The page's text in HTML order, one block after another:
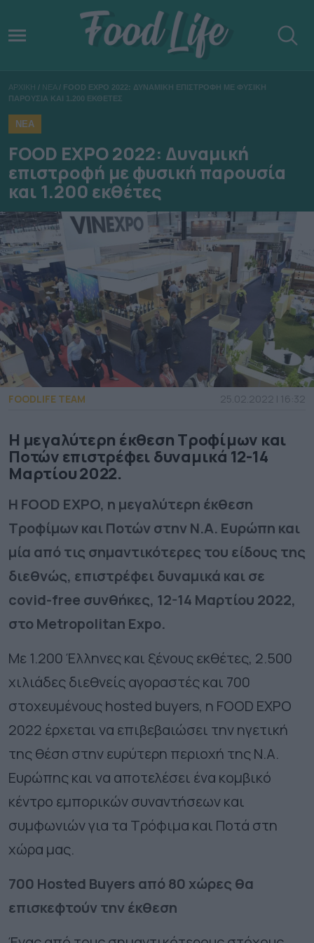
ΑΡΧΙΚΗ / ΝΕΑ / FOOD EXPO 2022: ΔΥΝΑΜΙΚΗ ΕΠΙΣΤΡΟΦΗ ΜΕ ΦΥΣΙΚΗ
ΠΑΡΟΥΣΙΑ ΚΑΙ 1.200 ΕΚΘΕΤΕΣ
ΝΕΑ
FOOD EXPO 2022: Δυναμική
επιστροφή με φυσική παρουσία
και 1.200 εκθέτες
FOODLIFE TEAM 25.02.2022 | 16:32
H μεγαλύτερη έκθεση Τροφίμων και
Ποτών επιστρέφει δυναμικά 12-14
Μαρτίου 2022.
Η FOOD EXPO, η μεγαλύτερη έκθεση
Τροφίμων και Ποτών στην Ν.Α. Ευρώπη και
μία από τις σημαντικότερες του είδους της
διεθνώς, επιστρέφει δυναμικά και σε
covid-free συνθήκες, 12-14 Μαρτίου 2022,
στο Metropolitan Expo.
Με 1.200 Έλληνες και ξένους εκθέτες, 2.500
χιλιάδες διεθνείς αγοραστές και 700
στοχευμένους hosted buyers, η FOOD EXPO
2022 έρχεται να επιβεβαιώσει την ηγετική
της θέση στην ευρύτερη περιοχή της Ν.Α.
Ευρώπης και να αποτελέσει ένα κομβικό
κέντρο εμπορικών συναντήσεων και
συμφωνιών για τα Τρόφιμα και Ποτά στη
χώρα μας.
700 Hosted Buyers από 80 χώρες θα
επισκεφτούν την έκθεση